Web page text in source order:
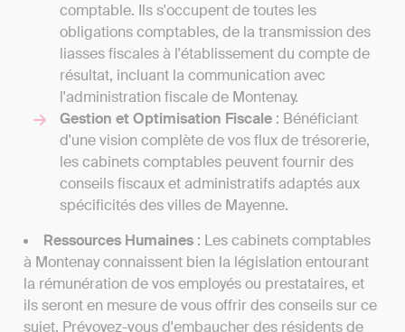
comptable. Ils s'occupent de toutes les
obligations comptables, de la transmission des
liasses fiscales à l'établissement du compte de
résultat, incluant la communication avec
l'administration fiscale de Montenay.
Gestion et Optimisation Fiscale : Bénéficiant
d'une vision complète de vos flux de trésorerie,
les cabinets comptables peuvent fournir des
conseils fiscaux et administratifs adaptés aux
spécificités des villes de Mayenne.
Ressources Humaines : Les cabinets comptables
à Montenay connaissent bien la législation entourant
la rémunération de vos employés ou prestataires, et
ils seront en mesure de vous offrir des conseils sur ce
sujet. Prévoyez-vous d'embaucher des résidents de